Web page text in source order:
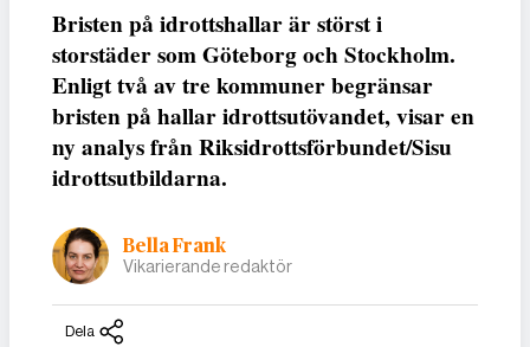
Bristen på idrottshallar är störst i
storstäder som Göteborg och Stockholm.
Enligt två av tre kommuner begränsar
bristen på hallar idrottsutövandet, visar en
ny analys från Riksidrottsförbundet/Sisu
idrottsutbildarna.
Bella Frank
Vikarierande redaktör
Dela